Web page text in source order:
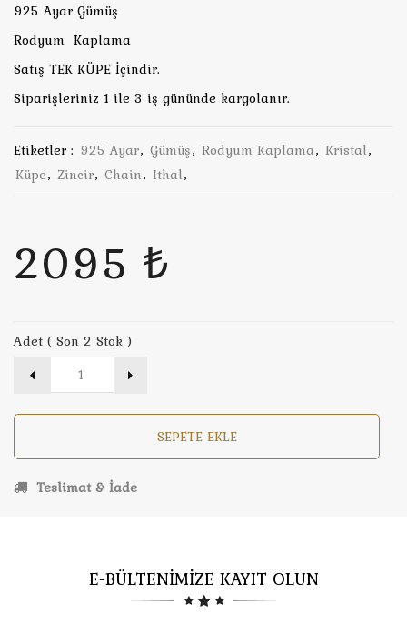
925 Ayar Gümüş
Rodyum Kaplama
Satış TEK KÜPE İçindir.
Siparişleriniz 1 ile 3 iş gününde kargolanır.
Etiketler : 925 Ayar, Gümüş, Rodyum Kaplama, Kristal,
Küpe, Zincir, Chain, Ithal,
2095 ₺
Adet ( Son 2 Stok )
SEPETE EKLE
Teslimat & İade
E-BÜLTENİMİZE KAYIT OLUN